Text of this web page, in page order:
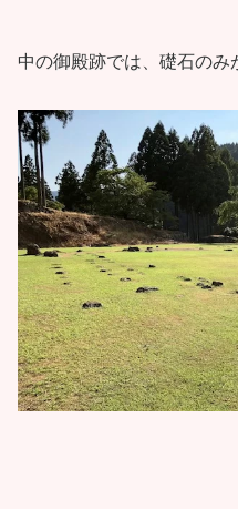
中の御殿跡では、礎石のみ